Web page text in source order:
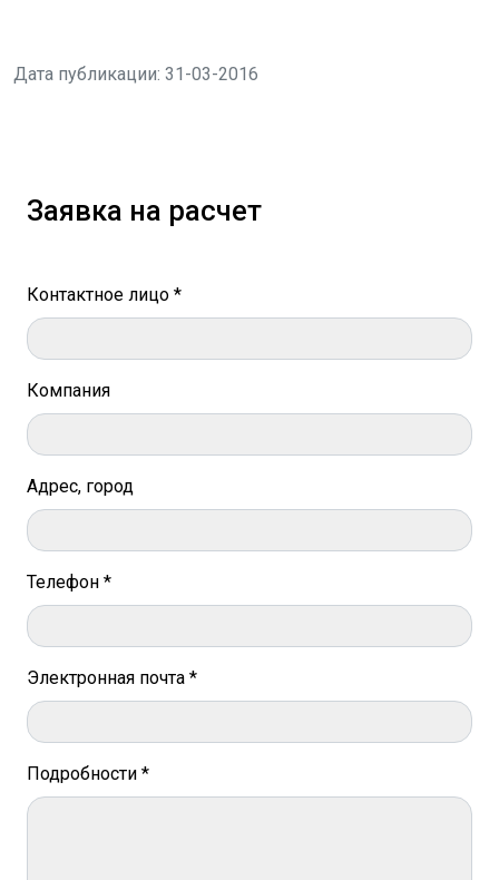
Дата публикации: 31-03-2016
Заявка на расчет
Контактное лицо *
Компания
Адрес, город
Телефон *
Электронная почта *
Подробности *